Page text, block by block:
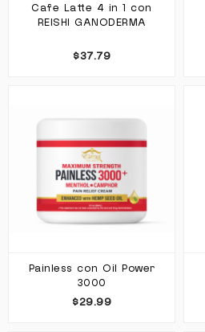
Cafe Latte 4 in 1 con
REISHI GANODERMA
$37.79
Painless con Oil Power
3000
$29.99